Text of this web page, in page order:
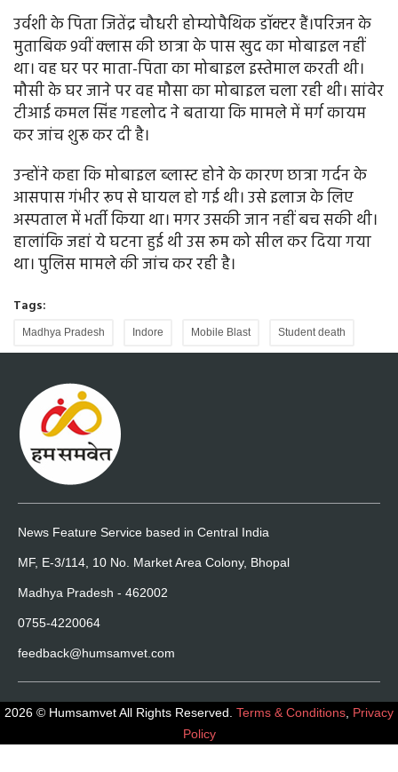
उर्वशी के पिता जितेंद्र चौधरी होम्योपैथिक डॉक्टर हैं।परिजन के
मुताबिक 9वीं क्लास की छात्रा के पास खुद का मोबाइल नहीं
था। वह घर पर माता-पिता का मोबाइल इस्तेमाल करती थी।
मौसी के घर जाने पर वह मौसा का मोबाइल चला रही थी। सांवेर
टीआई कमल सिंह गहलोद ने बताया कि मामले में मर्ग कायम
कर जांच शुरू कर दी है।
उन्होंने कहा कि मोबाइल ब्लास्ट होने के कारण छात्रा गर्दन के
आसपास गंभीर रूप से घायल हो गई थी। उसे इलाज के लिए
अस्पताल में भर्ती किया था। मगर उसकी जान नहीं बच सकी थी।
हालांकि जहां ये घटना हुई थी उस रूम को सील कर दिया गया
था। पुलिस मामले की जांच कर रही है।
Tags:
Madhya Pradesh Indore Mobile Blast Student death
News Feature Service based in Central India
MF, E-3/114, 10 No. Market Area Colony, Bhopal
Madhya Pradesh - 462002
0755-4220064
feedback@humsamvet.com
2026 © Humsamvet All Rights Reserved. Terms & Conditions Privacy
Policy